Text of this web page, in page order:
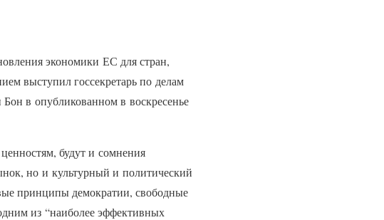
экономики ЕС для стран,
выступил госсекретарь по делам
в опубликованном в воскресенье
будут и сомнения
но и культурный и политический
принципы демократии, свободные
из “наиболее эффективных